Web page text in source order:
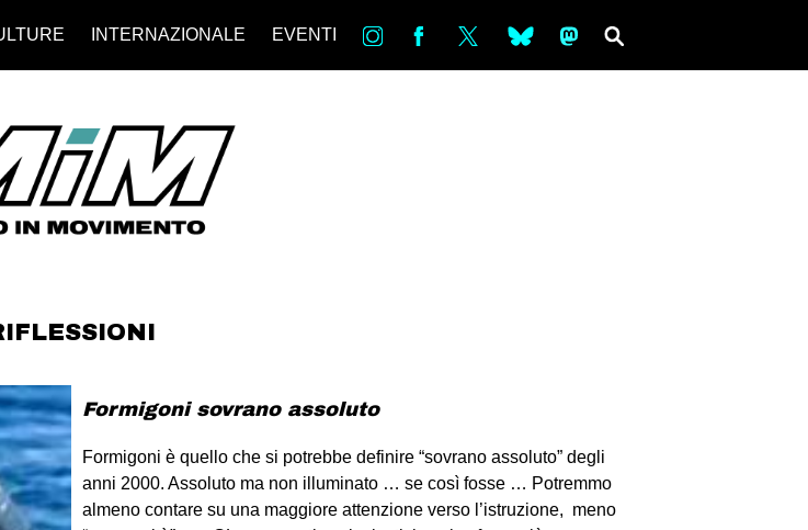
INTERNAZIONALE EVENTI in bsky ms
Formigoni sovrano assoluto
Formigoni è quello che si potrebbe definire “sovrano assoluto” degli
anni 2000. Assoluto ma non illuminato … se così fosse … Potremmo
almeno contare su una maggiore attenzione verso l’istruzione, meno